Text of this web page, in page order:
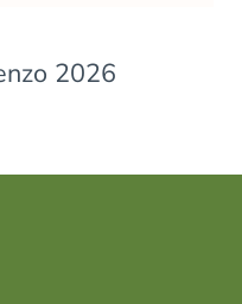
2026